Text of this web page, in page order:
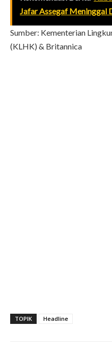
Jafar Assegaf Meninggal
Sumber: Kementerian
(KLHK) & Britannica
TOPIK Headline